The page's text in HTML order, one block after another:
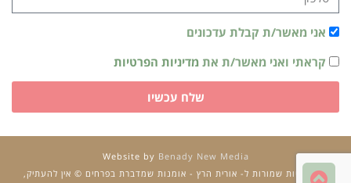
אני מאשר/ת קבלת עדכונים
קראתי ואני מאשר/ת את מדיניות הפרטיות
שלח עכשיו
Website by Benady New Media
כל הזכויות שמורות ל- אורית הרץ - אומנות שמדברת בפרחים © אין להעתיק,